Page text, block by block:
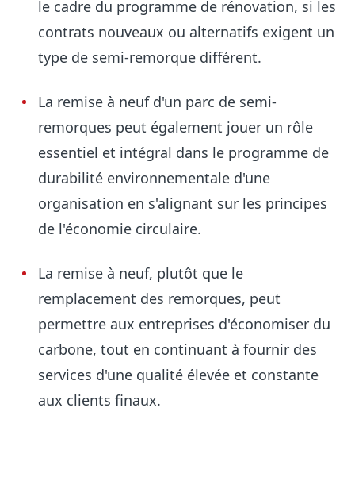
le cadre du programme de rénovation, si les
contrats nouveaux ou alternatifs exigent un
type de semi-remorque différent.
La remise à neuf d'un parc de semi-
remorques peut également jouer un rôle
essentiel et intégral dans le programme de
durabilité environnementale d'une
organisation en s'alignant sur les principes
de l'économie circulaire.
La remise à neuf, plutôt que le
remplacement des remorques, peut
permettre aux entreprises d'économiser du
carbone, tout en continuant à fournir des
services d'une qualité élevée et constante
aux clients finaux.